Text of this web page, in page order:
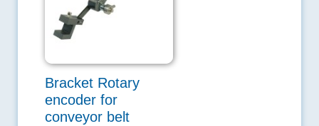
Bracket Rotary
encoder for
conveyor belt